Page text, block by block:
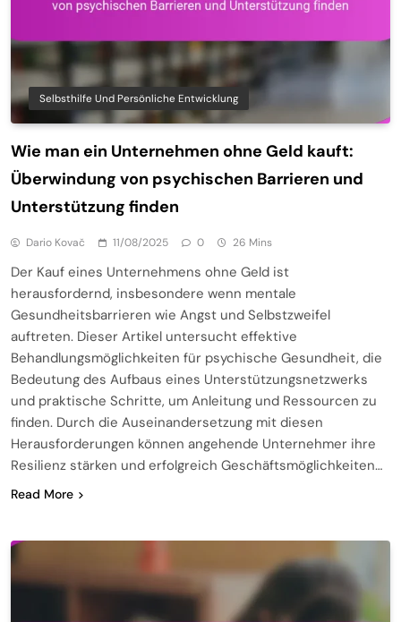
Selbsthilfe Und Persönliche Entwicklung
Wie man ein Unternehmen ohne Geld kauft:
Überwindung von psychischen Barrieren und
Unterstützung finden
Dario Kovač 11/08/2025 0 26 Mins
Der Kauf eines Unternehmens ohne Geld ist
herausfordernd, insbesondere wenn mentale
Gesundheitsbarrieren wie Angst und Selbstzweifel
auftreten. Dieser Artikel untersucht effektive
Behandlungsmöglichkeiten für psychische Gesundheit, die
Bedeutung des Aufbaus eines Unterstützungsnetzwerks
und praktische Schritte, um Anleitung und Ressourcen zu
finden. Durch die Auseinandersetzung mit diesen
Herausforderungen können angehende Unternehmer ihre
Resilienz stärken und erfolgreich Geschäftsmöglichkeiten…
Read More